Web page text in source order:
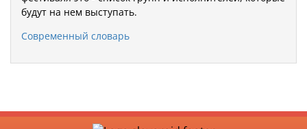
будут на нем выступать.
Современный словарь